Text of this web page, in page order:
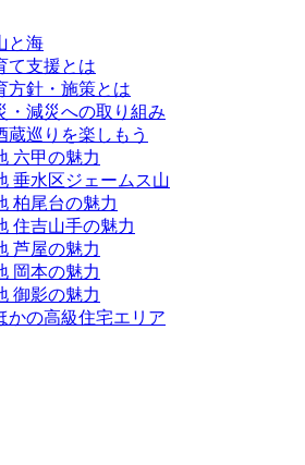
と海
て支援とは
方針・施策とは
・減災への取り組み
蔵巡りを楽しもう
六甲の魅力
垂水区ジェームス山
柏尾台の魅力
住吉山手の魅力
芦屋の魅力
岡本の魅力
御影の魅力
かの高級住宅エリア